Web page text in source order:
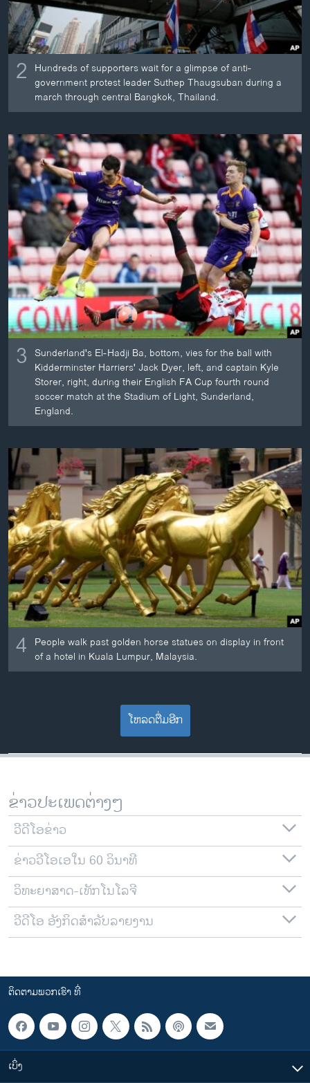
2 Hundreds of supporters wait for a glimpse of anti-
government protest leader Suthep Thaugsuban during a
march through central Bangkok, Thailand.
3 Sunderland's El-Hadji Ba, bottom, vies for the ball with
Kidderminster Harriers' Jack Dyer, left, and captain Kyle
Storer, right, during their English FA Cup fourth round
soccer match at the Stadium of Light, Sunderland,
England.
4 People walk past golden horse statues on display in front
of a hotel in Kuala Lumpur, Malaysia.
ໂຫລດຕື່ມອີກ
ຂ່າວປະເພດຕ່າງໆ
ວີດີໂອຂ່າວ
ຂ່າວວີໂອເອໃນ 60 ວິນາທີ
ວິທະຍາສາດ-ເທັກໂນໂລຈີ
ວີດີໂອ ອັງກິດສຳລັບລາຍງານ
ຕິດຕາມພວກເຮົາ ທີ່
ເບິ່ງ